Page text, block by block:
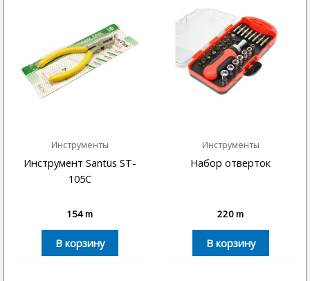
Инструменты
Инструмент Santus ST-
105C
154m
В корзину
Инструменты
Набор отверток
220m
В корзину